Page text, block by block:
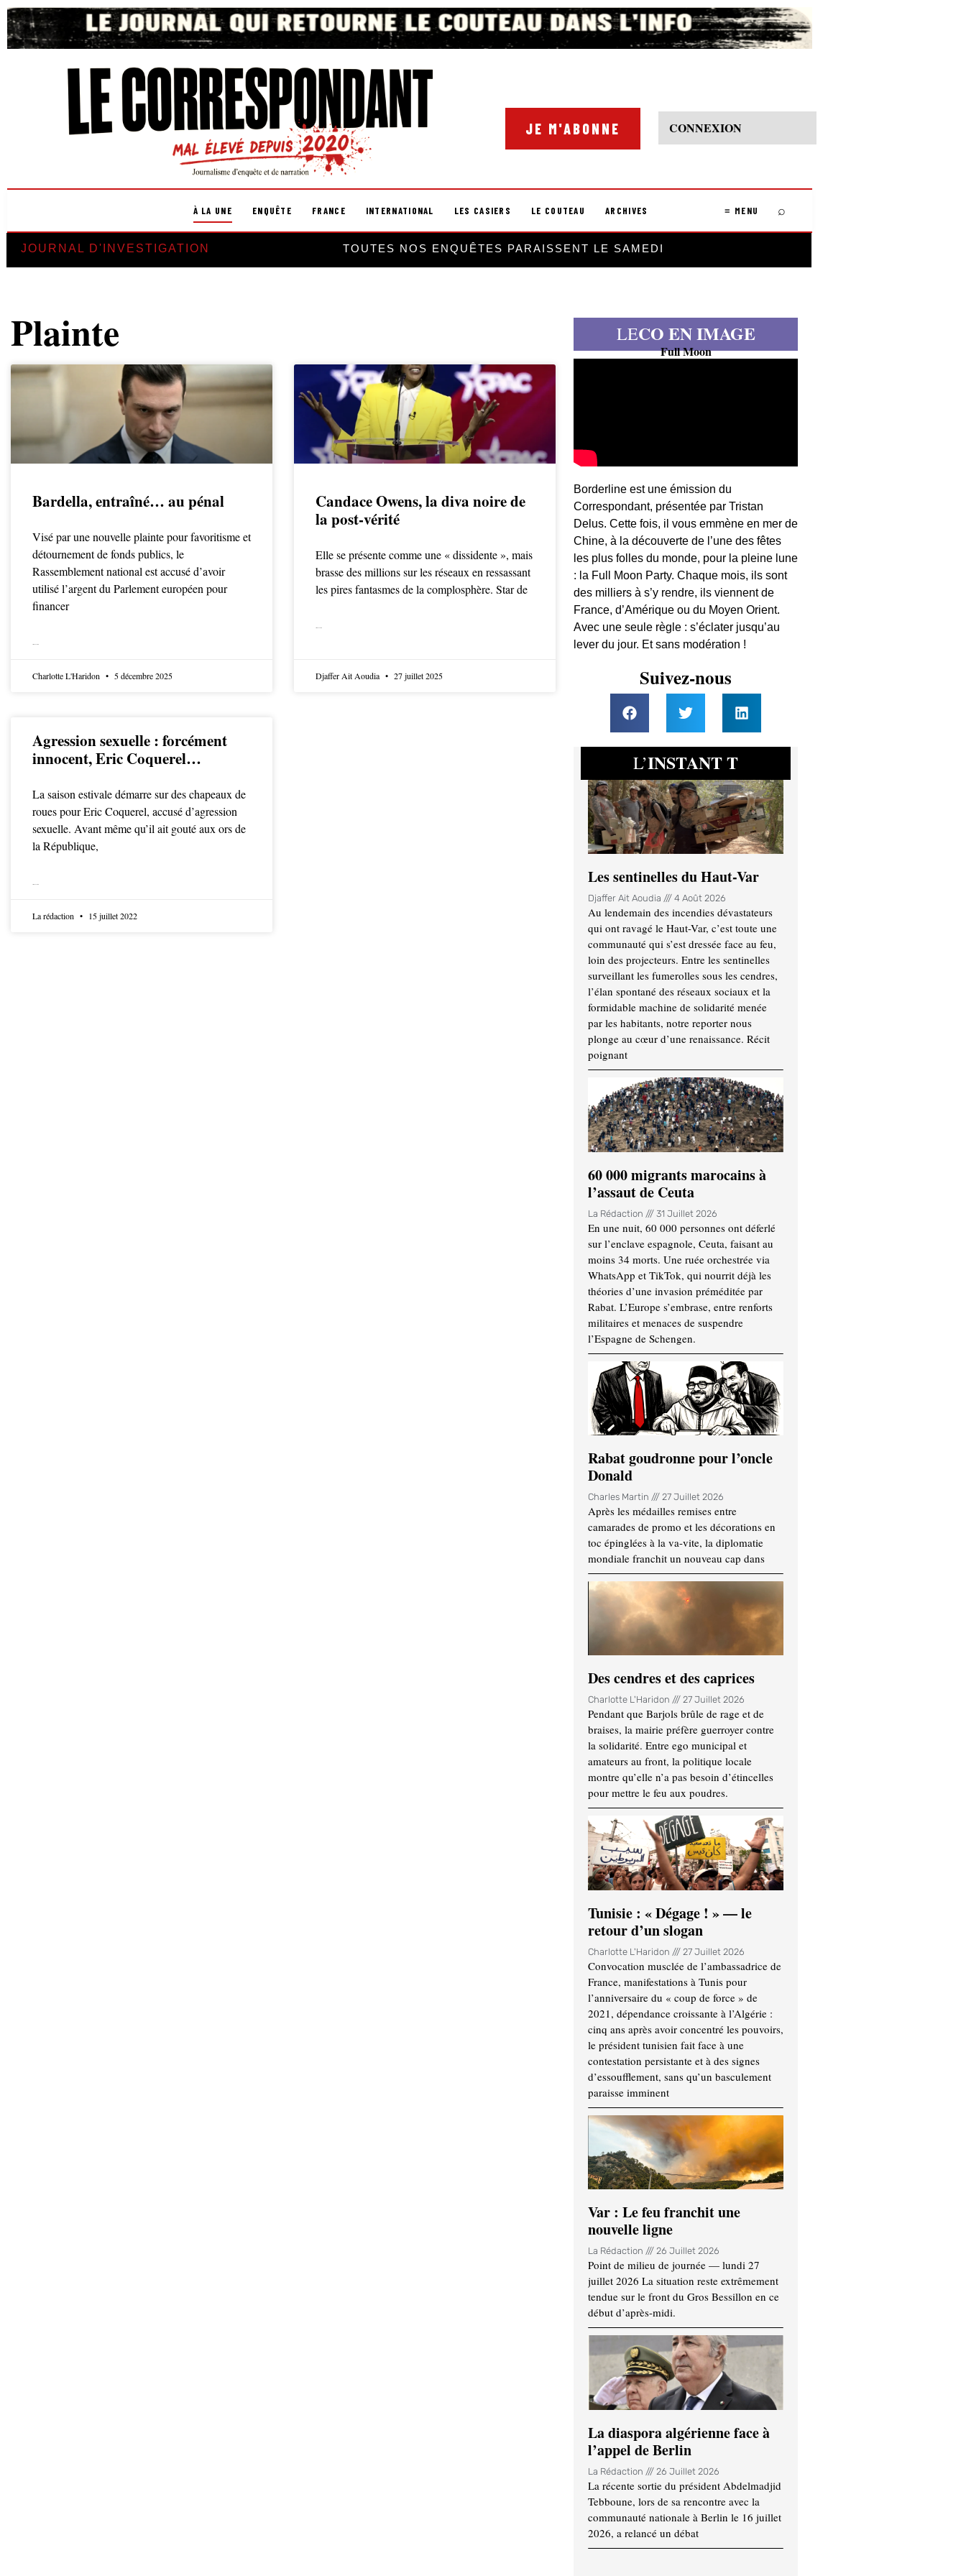
JE M'ABONNE CONNEXION
À LA UNE ENQUÊTE FRANCE INTERNATIONAL LES CASIERS LE COUTEAU ARCHIVES ≡ MENU ⌕
JOURNAL D'INVESTIGATION TOUTES NOS ENQUÊTES PARAISSENT LE SAMEDI
Plainte
Bardella, entraîné… au pénal
Visé par une nouvelle plainte pour favoritisme et
détournement de fonds publics, le
Rassemblement national est accusé d’avoir
utilisé l’argent du Parlement européen pour
financer
Charlotte L'Haridon 5 décembre 2025
Candace Owens, la diva noire de
la post-vérité
Elle se présente comme une « dissidente », mais
brasse des millions sur les réseaux en ressassant
les pires fantasmes de la complosphère. Star de
Djaffer Ait Aoudia 27 juillet 2025
Agression sexuelle : forcément
innocent, Eric Coquerel…
La saison estivale démarre sur des chapeaux de
roues pour Eric Coquerel, accusé d’agression
sexuelle. Avant même qu’il ait gouté aux ors de
la République,
La rédaction 15 juillet 2022
LECO EN IMAGE
Full Moon
Borderline est une émission du
Correspondant, présentée par Tristan
Delus. Cette fois, il vous emmène en mer de
Chine, à la découverte de l’une des fêtes
les plus folles du monde, pour la pleine lune
: la Full Moon Party. Chaque mois, ils sont
des milliers à s’y rendre, ils viennent de
France, d’Amérique ou du Moyen Orient.
Avec une seule règle : s’éclater jusqu’au
lever du jour. Et sans modération !
Suivez-nous
L’INSTANT T
Les sentinelles du Haut-Var
Djaffer Ait Aoudia 4 Août 2026
Au lendemain des incendies dévastateurs
qui ont ravagé le Haut-Var, c’est toute une
communauté qui s’est dressée face au feu,
loin des projecteurs. Entre les sentinelles
surveillant les fumerolles sous les cendres,
l’élan spontané des réseaux sociaux et la
formidable machine de solidarité menée
par les habitants, notre reporter nous
plonge au cœur d’une renaissance. Récit
poignant
60 000 migrants marocains à
l’assaut de Ceuta
La Rédaction 31 Juillet 2026
En une nuit, 60 000 personnes ont déferlé
sur l’enclave espagnole, Ceuta, faisant au
moins 34 morts. Une ruée orchestrée via
WhatsApp et TikTok, qui nourrit déjà les
théories d’une invasion préméditée par
Rabat. L’Europe s’embrase, entre renforts
militaires et menaces de suspendre
l’Espagne de Schengen.
Rabat goudronne pour l’oncle
Donald
Charles Martin 27 Juillet 2026
Après les médailles remises entre
camarades de promo et les décorations en
toc épinglées à la va-vite, la diplomatie
mondiale franchit un nouveau cap dans
Des cendres et des caprices
Charlotte L'Haridon 27 Juillet 2026
Pendant que Barjols brûle de rage et de
braises, la mairie préfère guerroyer contre
la solidarité. Entre ego municipal et
amateurs au front, la politique locale
montre qu’elle n’a pas besoin d’étincelles
pour mettre le feu aux poudres.
Tunisie : « Dégage ! » — le
retour d’un slogan
Charlotte L'Haridon 27 Juillet 2026
Convocation musclée de l’ambassadrice de
France, manifestations à Tunis pour
l’anniversaire du « coup de force » de
2021, dépendance croissante à l’Algérie :
cinq ans après avoir concentré les pouvoirs,
le président tunisien fait face à une
contestation persistante et à des signes
d’essoufflement, sans qu’un basculement
paraisse imminent
Var : Le feu franchit une
nouvelle ligne
La Rédaction 26 Juillet 2026
Point de milieu de journée — lundi 27
juillet 2026 La situation reste extrêmement
tendue sur le front du Gros Bessillon en ce
début d’après-midi.
La diaspora algérienne face à
l’appel de Berlin
La Rédaction 26 Juillet 2026
La récente sortie du président Abdelmadjid
Tebboune, lors de sa rencontre avec la
communauté nationale à Berlin le 16 juillet
2026, a relancé un débat